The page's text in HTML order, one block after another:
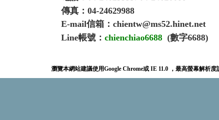
傳真：04-24629988
E-mail信箱：chientw@ms52.hinet.net
Line帳號： chienchiao6688 (數字6688)
瀏覽本網站建議使用Google Chrome或 IE 11.0 ，最高螢幕解析度